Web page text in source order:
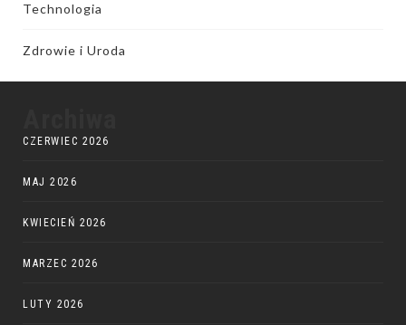
Technologia
Zdrowie i Uroda
CZERWIEC 2026
MAJ 2026
KWIECIEŃ 2026
MARZEC 2026
LUTY 2026